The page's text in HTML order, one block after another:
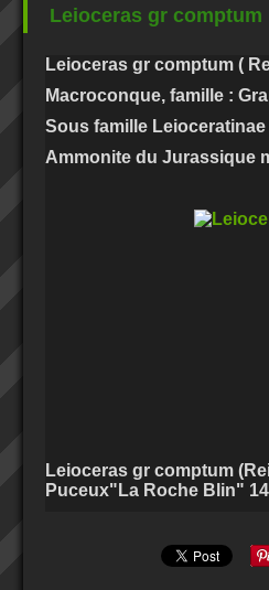
Leioceras gr comptum
Leioceras gr comptum (
Macroconque, famille :
Sous famille Leioceratinae
Ammonite du Jurassique
Leioceras gr comptum
Puceux"La Roche Blin"